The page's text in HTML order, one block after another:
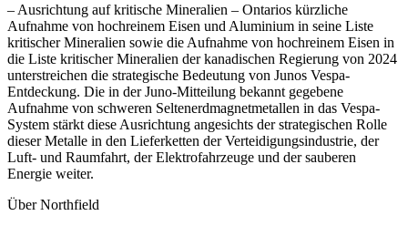
– Ausrichtung auf kritische Mineralien – Ontarios kürzliche
Aufnahme von hochreinem Eisen und Aluminium in seine Liste
kritischer Mineralien sowie die Aufnahme von hochreinem Eisen in
die Liste kritischer Mineralien der kanadischen Regierung von 2024
unterstreichen die strategische Bedeutung von Junos Vespa-
Entdeckung. Die in der Juno-Mitteilung bekannt gegebene
Aufnahme von schweren Seltenerdmagnetmetallen in das Vespa-
System stärkt diese Ausrichtung angesichts der strategischen Rolle
dieser Metalle in den Lieferketten der Verteidigungsindustrie, der
Luft- und Raumfahrt, der Elektrofahrzeuge und der sauberen
Energie weiter.
Über Northfield